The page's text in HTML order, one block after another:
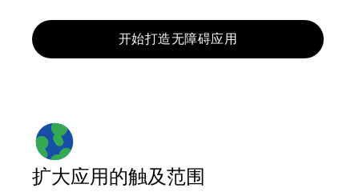
开始打造无障碍应用
扩大应用的触及范围